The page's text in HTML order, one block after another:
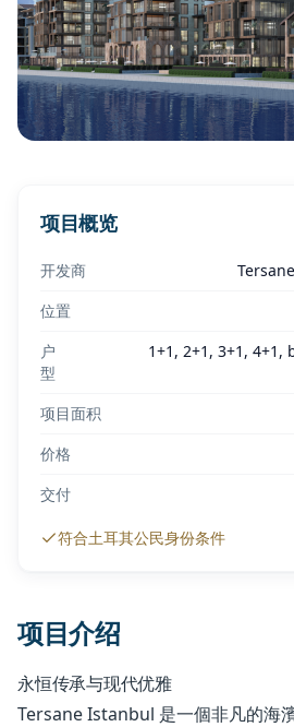
项目概览
开发商
位置
户
型
1+1, 2+1, 3+1,
项目面积
价格
交付
符合土耳其公民身份条件
项目介绍
永恒传承与现代优雅
Tersane Istanbul 是一個非凡的海